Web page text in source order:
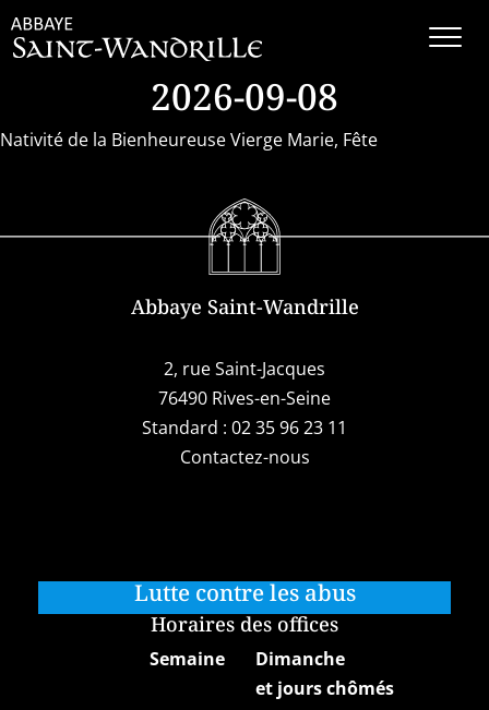
2026-09-08
Nativité de la Bienheureuse Vierge Marie, Fête
Abbaye Saint-Wandrille
2, rue Saint-Jacques
76490 Rives-en-Seine
Standard : 02 35 96 23 11
Contactez-nous
Lutte contre les abus
Horaires des offices
Semaine
Dimanche
et jours chômés